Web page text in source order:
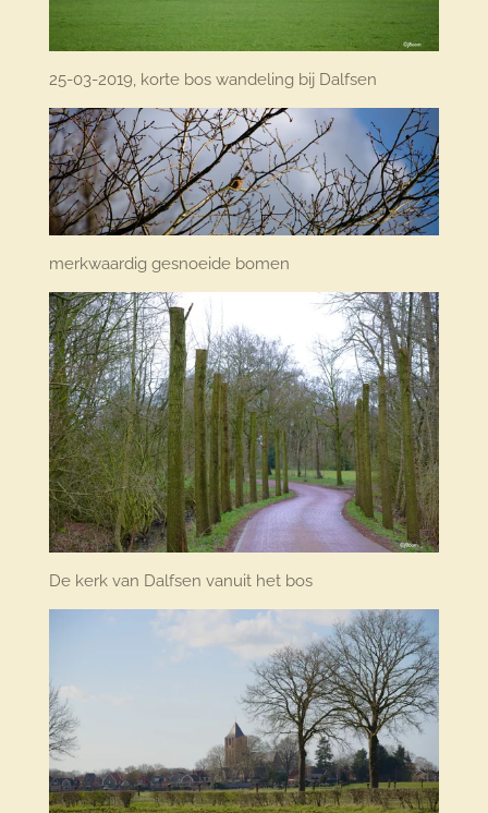
25-03-2019, korte bos wandeling bij Dalfsen
merkwaardig gesnoeide bomen
De kerk van Dalfsen vanuit het bos